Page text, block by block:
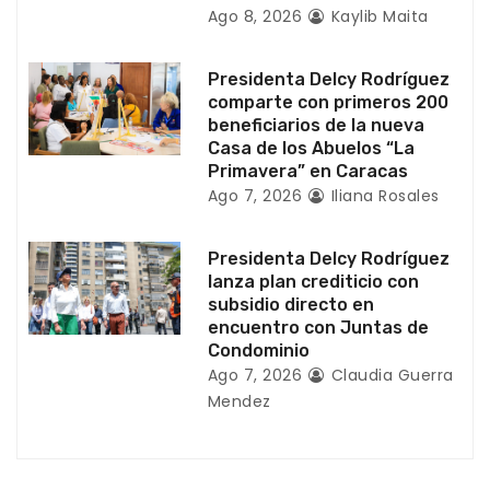
a
d
a
Ago 8, 2026 Kaylib Maita
Presidenta Delcy Rodríguez
comparte con primeros 200
beneficiarios de la nueva
Casa de los Abuelos “La
Primavera” en Caracas
Ago 7, 2026 Iliana Rosales
Presidenta Delcy Rodríguez
lanza plan crediticio con
subsidio directo en
encuentro con Juntas de
Condominio
Ago 7, 2026
Claudia Guerra
Mendez